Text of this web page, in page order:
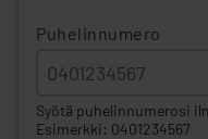
Puhelinnumero
Syötä puhelinnumerosi
Esimerkki: 0401234567